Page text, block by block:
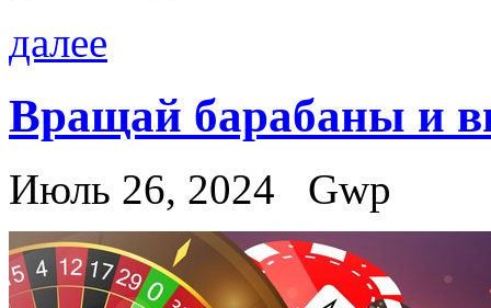
далее
Вращай барабаны и
Июль 26, 2024 Gwp